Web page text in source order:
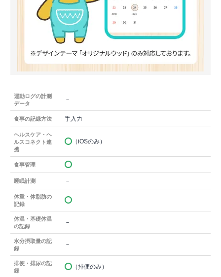
運動ログの計測
データ
－
食事の記録方法 手入力
ヘルスケア・ヘ
ルスコネクト連
携
（iOSのみ）
食事管理
睡眠計測 －
体重・体脂肪の
記録
体温・基礎体温
の記録
－
水分摂取量の記
録
－
排便・排尿の記
録
（排便のみ）